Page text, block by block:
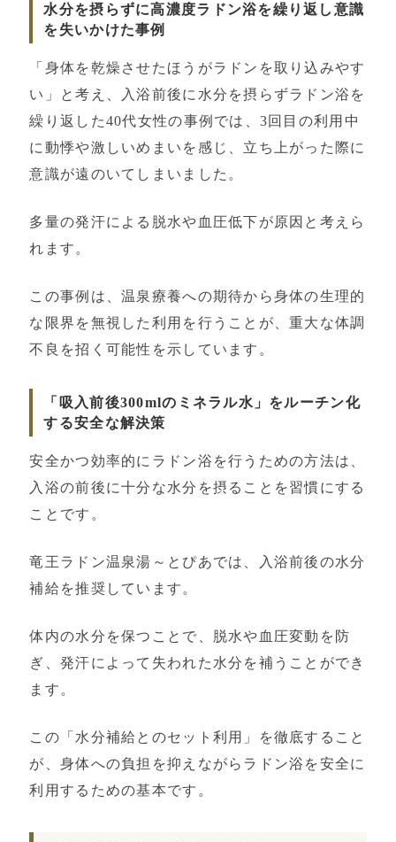
水分を摂らずに高濃度ラドン浴を繰り返し意識
を失いかけた事例
「身体を乾燥させたほうがラドンを取り込みやす
い」と考え、入浴前後に水分を摂らずラドン浴を
繰り返した40代女性の事例では、3回目の利用中
に動悸や激しいめまいを感じ、立ち上がった際に
意識が遠のいてしまいました。
多量の発汗による脱水や血圧低下が原因と考えら
れます。
この事例は、温泉療養への期待から身体の生理的
な限界を無視した利用を行うことが、重大な体調
不良を招く可能性を示しています。
「吸入前後300mlのミネラル水」をルーチン化
する安全な解決策
安全かつ効率的にラドン浴を行うための方法は、
入浴の前後に十分な水分を摂ることを習慣にする
ことです。
竜王ラドン温泉湯～とぴあでは、入浴前後の水分
補給を推奨しています。
体内の水分を保つことで、脱水や血圧変動を防
ぎ、発汗によって失われた水分を補うことができ
ます。
この「水分補給とのセット利用」を徹底すること
が、身体への負担を抑えながらラドン浴を安全に
利用するための基本です。